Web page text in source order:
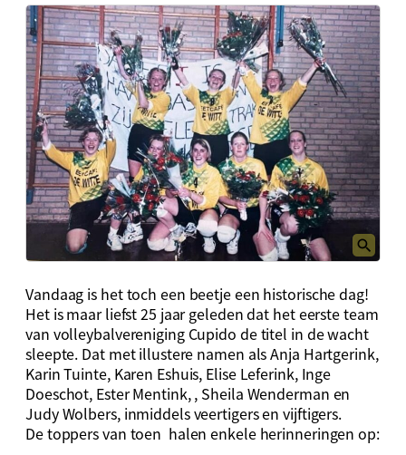
Vandaag is het toch een beetje een historische dag!
Het is maar liefst 25 jaar geleden dat het eerste team
van volleybalvereniging Cupido de titel in de wacht
sleepte. Dat met illustere namen als Anja Hartgerink,
Karin Tuinte, Karen Eshuis, Elise Leferink, Inge
Doeschot, Ester Mentink, , Sheila Wenderman en
Judy Wolbers, inmiddels veertigers en vijftigers.
De toppers van toen halen enkele herinneringen op: